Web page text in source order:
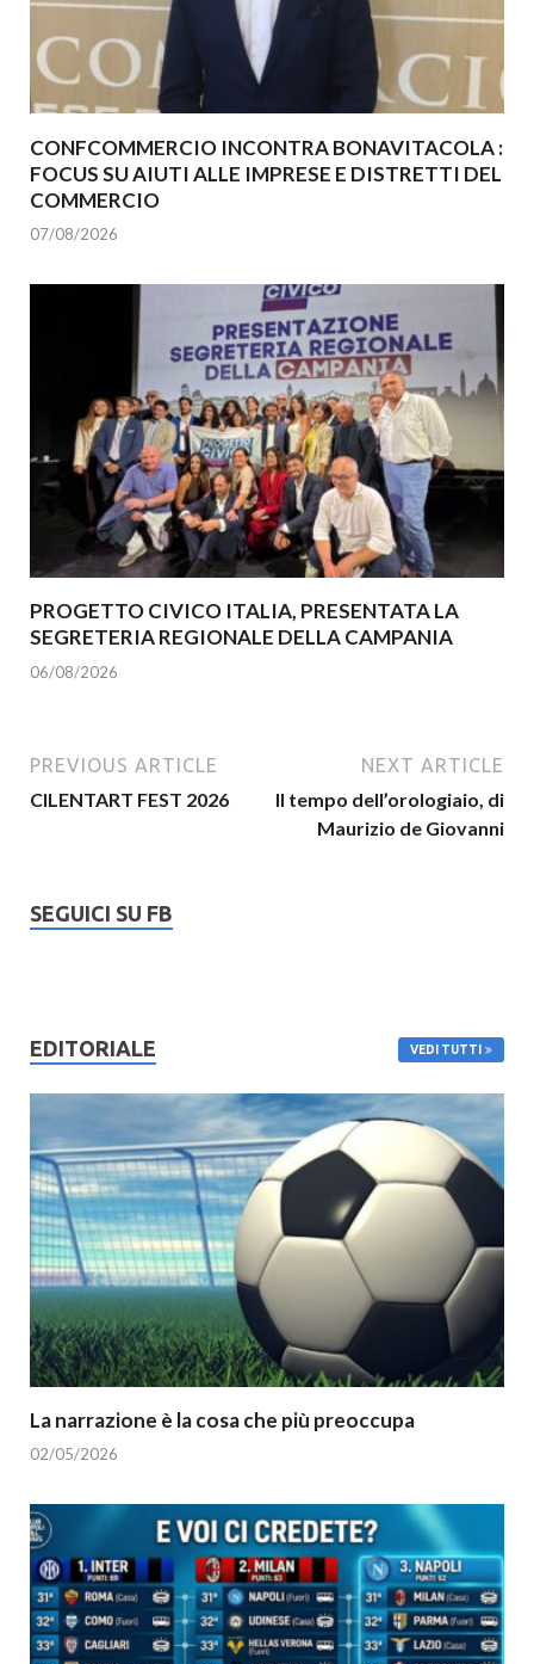
CONFCOMMERCIO INCONTRA BONAVITACOLA :
FOCUS SU AIUTI ALLE IMPRESE E DISTRETTI DEL
COMMERCIO
07/08/2026
PROGETTO CIVICO ITALIA, PRESENTATA LA
SEGRETERIA REGIONALE DELLA CAMPANIA
06/08/2026
PREVIOUS ARTICLE
CILENTART FEST 2026
NEXT ARTICLE
Il tempo dell’orologiaio, di
Maurizio de Giovanni
SEGUICI SU FB
EDITORIALE VEDI TUTTI
La narrazione è la cosa che più preoccupa
02/05/2026